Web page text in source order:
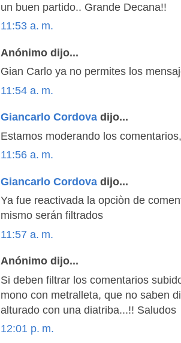
un buen partido.. Grande Decana!!
11:53 a. m.
Anónimo dijo...
Gian Carlo ya no permites los
11:54 a. m.
Giancarlo Cordova dijo...
Estamos moderando los
11:56 a. m.
Giancarlo Cordova dijo...
Ya fue reactivada la opciòn de
mismo serán filtrados
11:57 a. m.
Anónimo dijo...
Si deben filtrar los comentarios
mono con metralleta, que no saben
alturado con una diatriba...!! Saludos
12:01 p. m.